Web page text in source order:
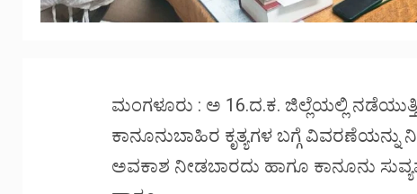
ಮಂಗಳೂರು : ಅ 16.ದ.ಕ. ಜಿಲ್ಲೆಯಲ್ಲಿ
ಕಾನೂನುಬಾಹಿರ ಕೃತ್ಯಗಳ ಬಗ್ಗೆ
ಅವಕಾಶ ನೀಡಬಾರದು ಹಾಗೂ ಕಾನೂನು